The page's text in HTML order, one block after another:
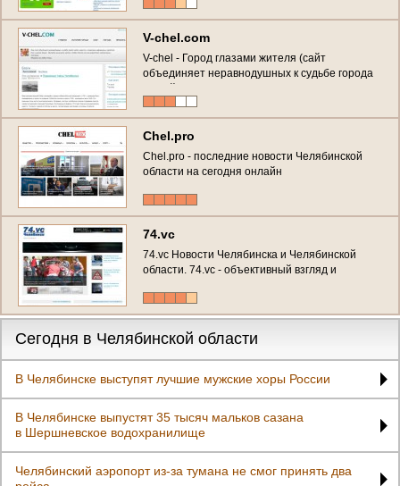
V-chel.com
V-chel - Город глазами жителя (сайт
объединяет неравнодушных к судьбе города
людей, новости, справочная информация,
Chel.pro
Chel.pro - последние новости Челябинской
области на сегодня онлайн
74.vc
74.vc Новости Челябинска и Челябинской
области. 74.vc - объективный взгляд и
от первоисточника
Сегодня в Челябинской области
В Челябинске выступят лучшие мужские хоры России
В Челябинске выпустят 35 тысяч мальков сазана
в Шершневское водохранилище
Челябинский аэропорт из‑за тумана не смог принять два